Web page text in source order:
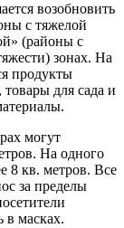
возобновить
с тяжелой
(районы с
зонах. На
продукты
для сада и
могут
На одного
8 кв. метров. Все
за пределы
в масках.